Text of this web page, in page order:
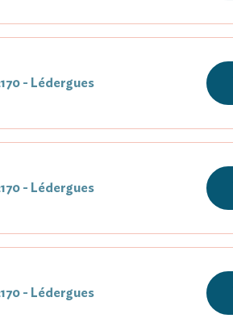
- Lédergues
- Lédergues
- Lédergues